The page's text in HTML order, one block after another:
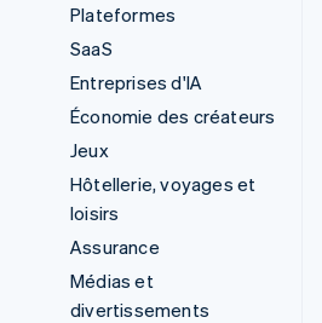
Plateformes
SaaS
Entreprises d'IA
Économie des créateurs
Jeux
Hôtellerie, voyages et
loisirs
Assurance
Médias et
divertissements